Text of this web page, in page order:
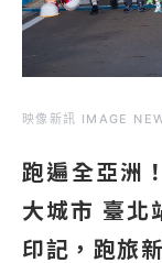
映像新訊 IMAGE
跑遍全亞洲
大城市 臺北
印記，跑旅